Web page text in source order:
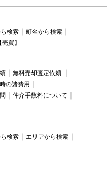
検索
町名から検索
買】
無料売却査定依頼
の諸費用
仲介手数料について
検索
エリアから検索